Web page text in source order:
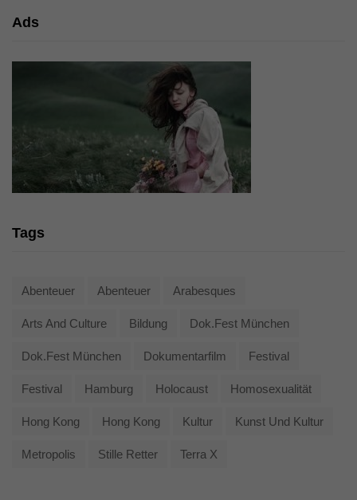
Ads
Tags
Abenteuer Abenteuer Arabesques
Arts And Culture Bildung Dok.fest München
Dok.fest München Dokumentarfilm Festival
Festival Hamburg Holocaust Homosexualität
Hong Kong Hong Kong Kultur Kunst Und Kultur
Metropolis Stille Retter Terra X